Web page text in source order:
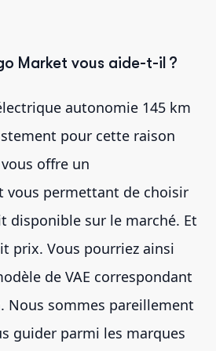
Market vous aide-t-il ?
autonomie 145 km
pour cette raison
offre un
vous permettant de choisir
disponible sur le marché. Et
prix. Vous pourriez ainsi
de VAE correspondant
Nous sommes pareillement
guider parmi les marques